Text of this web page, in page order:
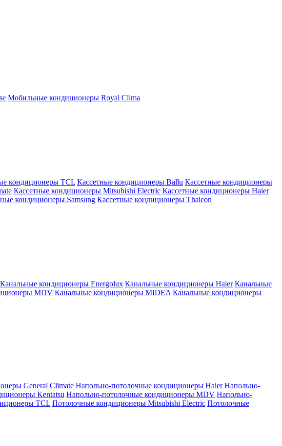
Мобильные кондиционеры Royal Clima
кондиционеры TCL Кассетные кондиционеры Ballu Кассетные кондиционеры
Кассетные кондиционеры Mitsubishi Electric Кассетные кондиционеры Haier
кондиционеры Samsung Кассетные кондиционеры Thaicon
Канальные кондиционеры Energolux Канальные кондиционеры Haier Канальные
MDV Канальные кондиционеры MIDEA Канальные кондиционеры
General Climate Напольно-потолочные кондиционеры Haier Напольно-
Kentatsu Напольно-потолочные кондиционеры MDV Напольно-
TCL Потолочные кондиционеры Mitsubishi Electric Потолочные